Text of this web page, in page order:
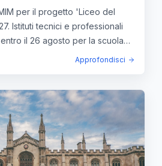
per il progetto 'Liceo del
Istituti tecnici e professionali
il 26 agosto per la scuola
Approfondisci